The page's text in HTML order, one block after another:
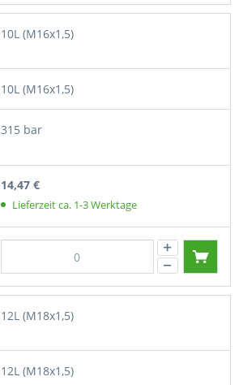
10L (M16x1,5)
10L (M16x1,5)
315 bar
14,47 €
Lieferzeit ca. 1-3 Werktage
12L (M18x1,5)
12L (M18x1,5)